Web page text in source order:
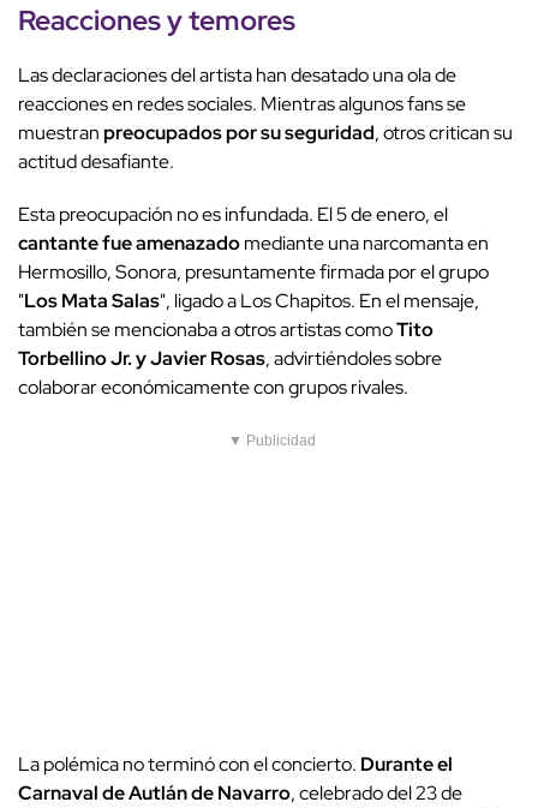
Reacciones y temores
Las declaraciones del artista han desatado una ola de
reacciones en redes sociales. Mientras algunos fans se
muestranpreocupados por su seguridad, otros critican su
actitud desafiante.
Esta preocupación no es infundada. El 5 de enero, el
cantante fue amenazadomediante una narcomanta en
Hermosillo, Sonora, presuntamente firmada por el grupo
"Los Mata Salas", ligado a Los Chapitos. En el mensaje,
también se mencionaba a otros artistas comoTito
Torbellino Jr. y Javier Rosas, advirtiéndoles sobre
colaborar económicamente con grupos rivales.
▼ Publicidad
La polémica no terminó con el concierto. Durante el
Carnaval de Autlán de Navarro, celebrado del 23 de